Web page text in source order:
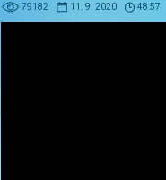
79182 11. 9. 2020 48:57